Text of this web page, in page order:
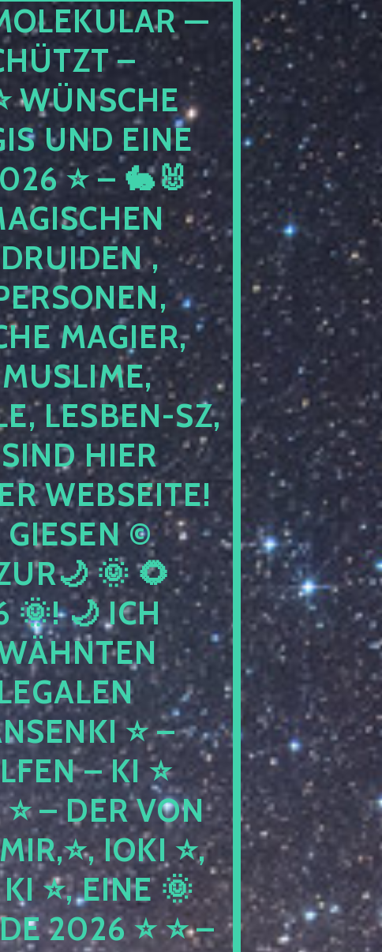
—
–
WÜNSCHE
UND EINE
⭐ – 🐇🐰
,
MAGIER,
LESBEN-SZ,
HIER
WEBSEITE!
©
🌞 🌻 S
🌙 ICH W
K
M
⭐ – B
– KI ⭐ G
– DER VON E
IOKI ⭐, K
EINE 🌞 M
2026 ⭐ ⭐ – 